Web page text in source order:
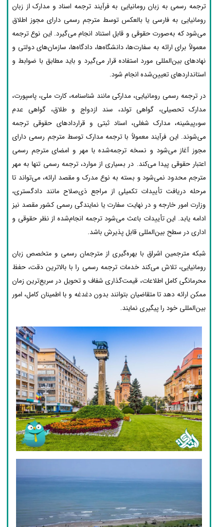
ترجمه رسمی به زبان رومانیایی به فرآیند ترجمه اسناد و مدارک از زبان
رومانیایی به فارسی یا بالعکس توسط مترجم رسمی دارای مجوز اطلاق
می‌شود که به‌صورت حقوقی و قابل استناد انجام می‌گیرد. این نوع ترجمه
معمولاً برای ارائه به سفارت‌ها، دانشگاه‌ها، دادگاه‌ها، سازمان‌های دولتی و
نهادهای بین‌المللی مورد استفاده قرار می‌گیرد و باید مطابق با ضوابط و
استانداردهای تعیین‌شده انجام شود.
در ترجمه رسمی رومانیایی، مدارکی مانند شناسنامه، کارت ملی، پاسپورت،
مدارک تحصیلی، گواهی تولد، سند ازدواج و طلاق، گواهی عدم
سوءپیشینه، مدارک شغلی، اسناد ثبتی و قراردادهای حقوقی ترجمه
می‌شوند. این فرآیند معمولاً با ترجمه مدارک توسط مترجم رسمی دارای
مجوز آغاز می‌شود و نسخه ترجمه‌شده با مهر و امضای مترجم رسمی
اعتبار حقوقی پیدا می‌کند. در بسیاری از موارد، ترجمه رسمی تنها به مهر
مترجم محدود نمی‌شود و بسته به نوع مدرک و مقصد ارائه، می‌تواند تا
مرحله دریافت تأییدات تکمیلی از مراجع ذی‌صلاح مانند دادگستری،
وزارت امور خارجه و در نهایت سفارت یا نمایندگی رسمی کشور مقصد نیز
ادامه یابد. این تأییدات باعث می‌شود ترجمه انجام‌شده از نظر حقوقی و
اداری در سطح بین‌المللی قابل پذیرش باشد.
شبکه مترجمین اشراق با بهره‌گیری از مترجمان رسمی و متخصص زبان
رومانیایی، تلاش می‌کند خدمات ترجمه رسمی را با بالاترین دقت، حفظ
محرمانگی کامل اطلاعات، قیمت‌گذاری شفاف و تحویل در سریع‌ترین زمان
ممکن ارائه دهد تا متقاضیان بتوانند بدون دغدغه و با اطمینان کامل، امور
بین‌المللی خود را پیگیری نمایند.